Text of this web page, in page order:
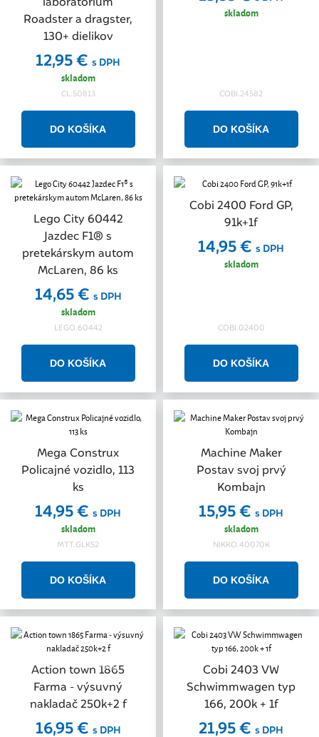
Roadster a dragster,
130+ dielikov
12,95 € s DPH
skladom
CL.50813
skladom
COBI.24582
Lego City 60442
Jazdec F1® s
pretekárskym autom
McLaren, 86 ks
14,65 € s DPH
skladom
LEGO.60442
Cobi 2400 Ford GP,
91k+1f
14,95 € s DPH
skladom
COBI.02400
Mega Construx
Policajné vozidlo, 113
ks
14,95 € s DPH
skladom
MTT.GLK52
Machine Maker
Postav svoj prvý
Kombajn
15,95 € s DPH
skladom
NIKKO.40070K
Action town 1865
Farma - výsuvný
nakladač 250k+2 f
Akcia
16,95 € s DPH
Cobi 2403 VW
Schwimmwagen typ
166, 200k + 1f
21,95 € s DPH